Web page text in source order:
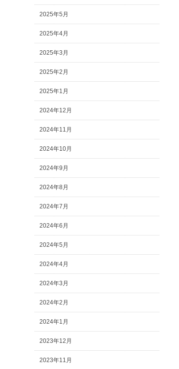
2025年5月
2025年4月
2025年3月
2025年2月
2025年1月
2024年12月
2024年11月
2024年10月
2024年9月
2024年8月
2024年7月
2024年6月
2024年5月
2024年4月
2024年3月
2024年2月
2024年1月
2023年12月
2023年11月